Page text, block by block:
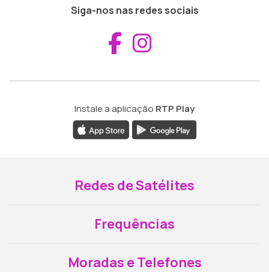
Siga-nos nas redes sociais
Aceder ao
Instale a aplicação RTP Play
Redes de Satélites
Frequências
Moradas e Telefones